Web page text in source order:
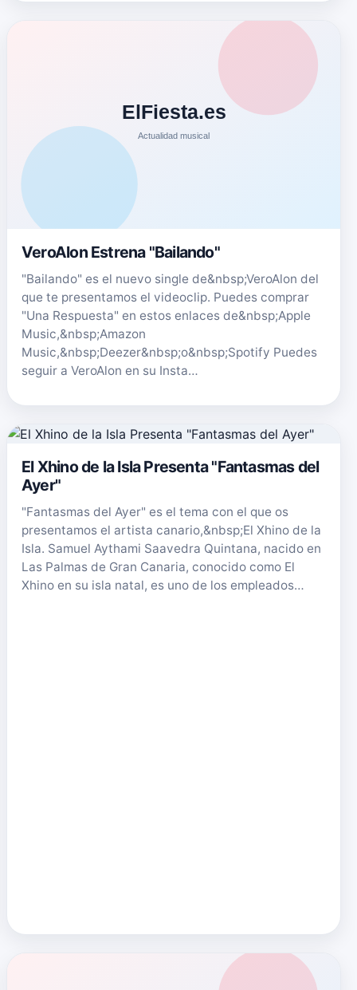
VeroAlon Estrena "Bailando"
"Bailando" es el nuevo single de&nbsp;VeroAlon del
que te presentamos el videoclip. Puedes comprar
"Una Respuesta" en estos enlaces de&nbsp;Apple
Music,&nbsp;Amazon
Music,&nbsp;Deezer&nbsp;o&nbsp;Spotify Puedes
seguir a VeroAlon en su Insta…
El Xhino de la Isla Presenta "Fantasmas del
Ayer"
"Fantasmas del Ayer" es el tema con el que os
presentamos el artista canario,&nbsp;El Xhino de la
Isla. Samuel Aythami Saavedra Quintana, nacido en
Las Palmas de Gran Canaria, conocido como El
Xhino en su isla natal, es uno de los empleados…